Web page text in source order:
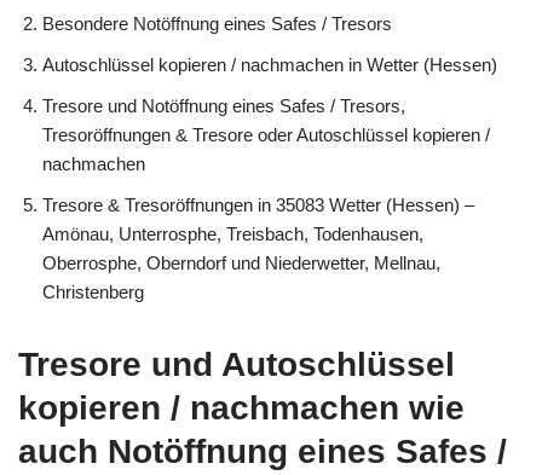
Besondere Notöffnung eines Safes / Tresors
Autoschlüssel kopieren / nachmachen in Wetter (Hessen)
Tresore und Notöffnung eines Safes / Tresors,
Tresoröffnungen & Tresore oder Autoschlüssel kopieren /
nachmachen
Tresore & Tresoröffnungen in 35083 Wetter (Hessen) –
Amönau, Unterrosphe, Treisbach, Todenhausen,
Oberrosphe, Oberndorf und Niederwetter, Mellnau,
Christenberg
Tresore und Autoschlüssel
kopieren / nachmachen wie
auch Notöffnung eines Safes /